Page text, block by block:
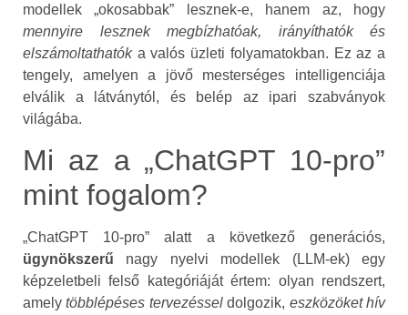
modellek „okosabbak” lesznek‑e, hanem az, hogy
mennyire lesznek megbízhatóak, irányíthatók és
elszámoltathatóka valós üzleti folyamatokban. Ez az a
tengely, amelyen a jövő mesterséges intelligenciája
elválik a látványtól, és belép az ipari szabványok
világába.
Mi az a „ChatGPT 10‑pro”
mint fogalom?
„ChatGPT 10‑pro” alatt a következő generációs,
ügynökszerű nagy nyelvi modellek (LLM‑ek) egy
képzeletbeli felső kategóriáját értem: olyan rendszert,
amelytöbblépéses tervezésseldolgozik, eszközöket hív